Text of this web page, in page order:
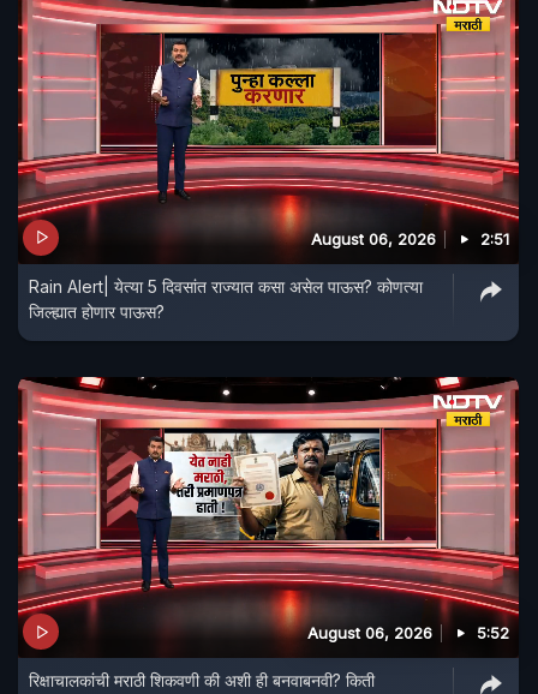
August 06, 2026 2:51
Rain Alert| येत्या 5 दिवसांत राज्यात कसा असेल पाऊस? कोणत्या
जिल्ह्यात होणार पाऊस?
August 06, 2026 5:52
रिक्षाचालकांची मराठी शिकवणी की अशी ही बनवाबनवी? किती